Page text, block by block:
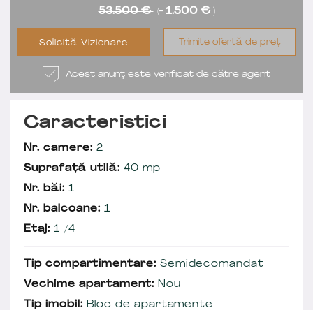
53.500 € (- 1.500 €)
Solicită Vizionare Trimite ofertă de preț
Acest anunț este verificat de către agent
Caracteristici
Nr. camere: 2
Suprafață utilă: 40 mp
Nr. băi: 1
Nr. balcoane: 1
Etaj: 1 /4
Tip compartimentare: Semidecomandat
Vechime apartament: Nou
Tip imobil: Bloc de apartamente